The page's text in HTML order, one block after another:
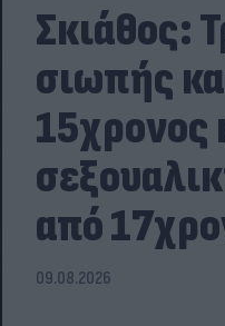
Σκιάθος:
σιωπής
15χρονος
από
09.08.2026